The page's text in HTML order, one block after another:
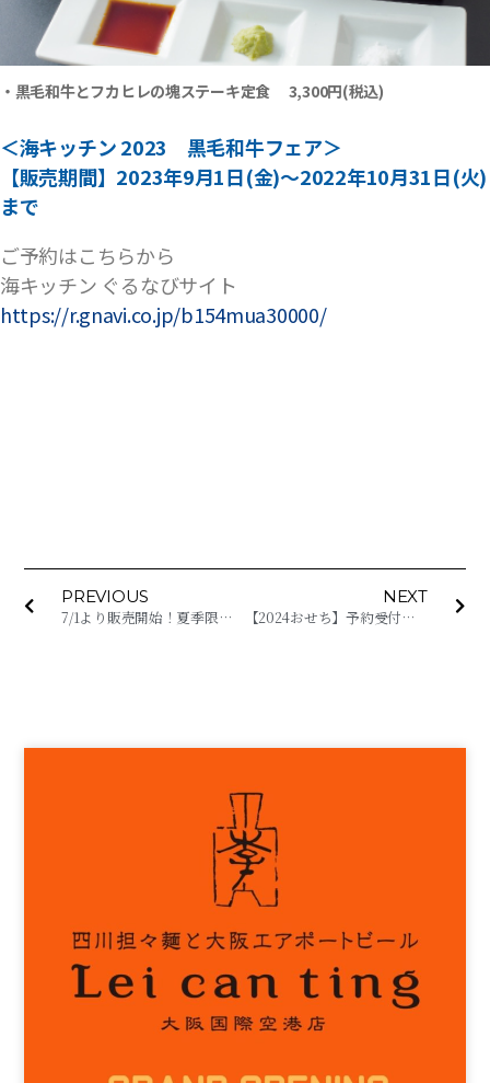
・黒毛和牛とフカヒレの塊ステーキ定食 3,300円(税込)
＜海キッチン 2023 黒毛和牛フェア＞
【販売期間】2023年9月1日(金)〜2022年10月31日(火)
まで
ご予約はこちらから
海キッチン ぐるなびサイト
https://r.gnavi.co.jp/b154mua30000/
PREVIOUS
7/1より販売開始！夏季限定「半田麺の清流セット」と「冷やし担々麺」
NEXT
【2024おせち】予約受付スタート！！